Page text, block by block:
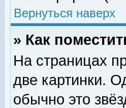
Вернуться наверх
» Как
На страницах
две картинки.
обычно это